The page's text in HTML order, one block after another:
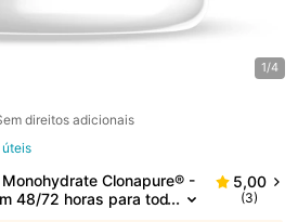
1/4
direitos adicionais
Clonapure® -
48/72 horas para tod
5,00
(3)